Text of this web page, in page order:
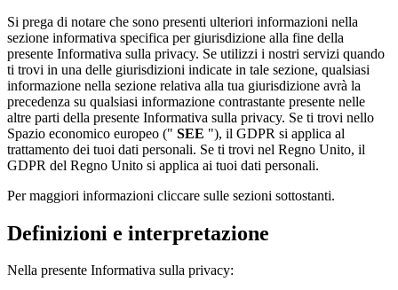
Si prega di notare che sono presenti ulteriori informazioni nella
sezione informativa specifica per giurisdizione alla fine della
presente Informativa sulla privacy. Se utilizzi i nostri servizi quando
ti trovi in una delle giurisdizioni indicate in tale sezione, qualsiasi
informazione nella sezione relativa alla tua giurisdizione avrà la
precedenza su qualsiasi informazione contrastante presente nelle
altre parti della presente Informativa sulla privacy. Se ti trovi nello
Spazio economico europeo (" SEE "), il GDPR si applica al
trattamento dei tuoi dati personali. Se ti trovi nel Regno Unito, il
GDPR del Regno Unito si applica ai tuoi dati personali.
Per maggiori informazioni cliccare sulle sezioni sottostanti.
Definizioni e interpretazione
Nella presente Informativa sulla privacy: